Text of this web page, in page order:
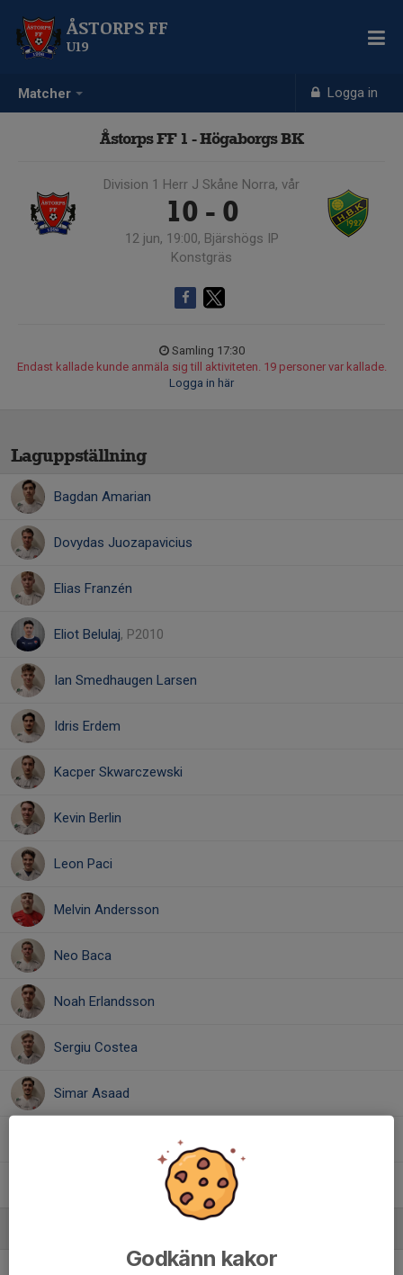
Matcher Logga in
ÅSTORPS FF
U19
Åstorps FF 1 - Högaborgs BK
Division 1 Herr J Skåne Norra, vår
10 - 0
12 jun, 19:00, Bjärshögs IP
Konstgräs
Samling 17:30
Endast kallade kunde anmäla sig till aktiviteten. 19 personer var kallade.
Logga in här
Laguppställning
Bagdan Amarian
Dovydas Juozapavicius
Elias Franzén
Eliot Belulaj, P2010
Ian Smedhaugen Larsen
Idris Erdem
Kacper Skwarczewski
Kevin Berlin
Leon Paci
Melvin Andersson
Neo Baca
Noah Erlandsson
Sergiu Costea
Simar Asaad
Godkänn kakor